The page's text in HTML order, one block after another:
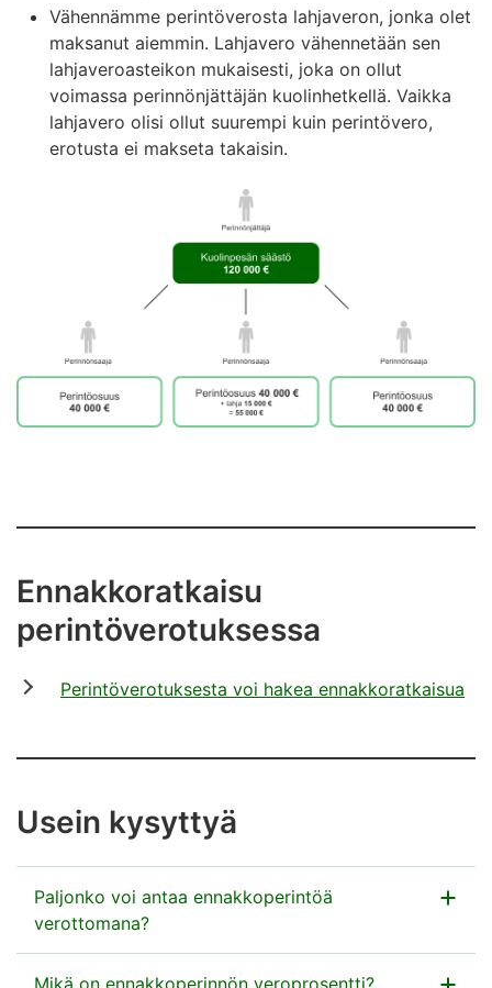
Vähennämme perintöverosta lahjaveron, jonka olet
maksanut aiemmin. Lahjavero vähennetään sen
lahjaveroasteikon mukaisesti, joka on ollut
voimassa perinnönjättäjän kuolinhetkellä. Vaikka
lahjavero olisi ollut suurempi kuin perintövero,
erotusta ei makseta takaisin.
Ennakkoratkaisu
perintöverotuksessa
Perintöverotuksesta voi hakea ennakkoratkaisua
Usein kysyttyä
Paljonko voi antaa ennakkoperintöä
verottomana?
Voit tehdä samalle henkilölle alle 7 500 euron
Mikä on ennakkoperinnön veroprosentti?